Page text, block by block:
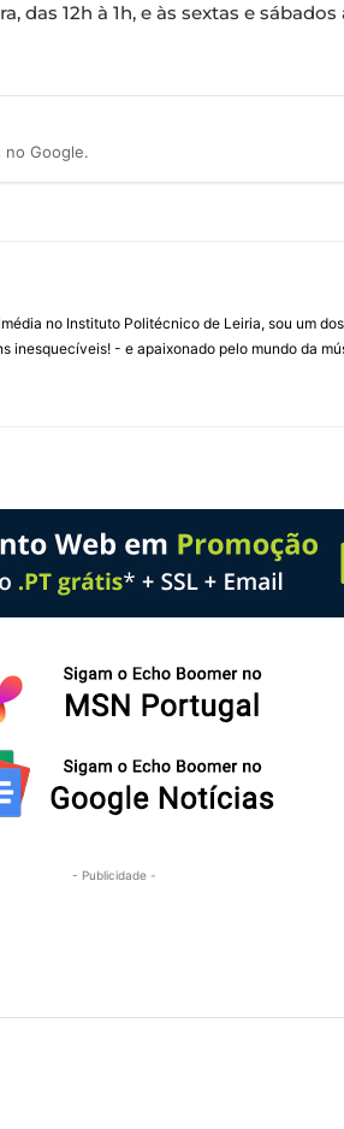
12h à 1h, e às sextas e
no Google.
no Instituto Politécnico de Leiria, sou um
inesquecíveis! - e apaixonado pelo mundo da
- Publicidade -